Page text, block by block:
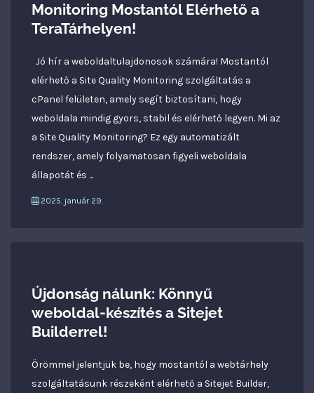
Monitoring Mostantól Elérhető a
TeraTárhelyen!
Jó hír a weboldaltulajdonosok számára! Mostantól
elérhető a Site Quality Monitoring szolgáltatás a
cPanel felületen, amely segít biztosítani, hogy
weboldala mindig gyors, stabil és elérhető legyen. Mi az
a Site Quality Monitoring? Ez egy automatizált
rendszer, amely folyamatosan figyeli weboldala
állapotát és ...
2025. január 29.
Újdonság nálunk: Könnyű
weboldal-készítés a Sitejet
Builderrel!
Örömmel jelentjük be, hogy mostantól a webtárhely
szolgáltatásunk részeként elérhető a Sitejet Builder,